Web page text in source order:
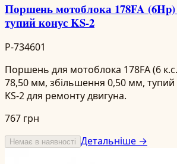
Поршень мотоблока 178FA (6Hp)
тупий конус KS-2
P-734601
Поршень для мотоблока 178FA (6
78,50 мм, збільшення 0,50 мм, тупий
KS-2 для ремонту двигуна.
767 грн
Немає в наявності Детальніше →